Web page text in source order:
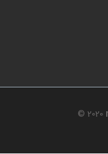
© 2020